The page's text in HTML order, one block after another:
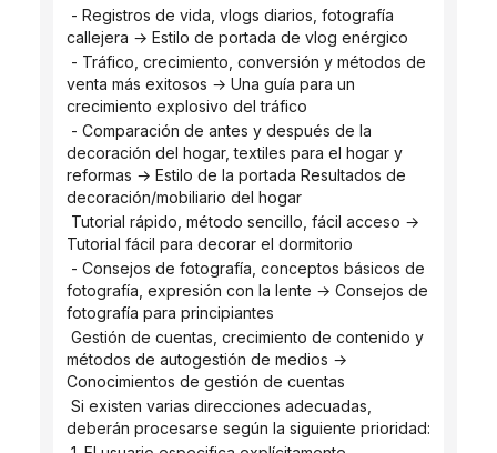
callejera → Estilo de portada de vlog enérgico
venta más exitosos → Una guía para un
crecimiento explosivo del tráfico
decoración del hogar, textiles para el hogar y
reformas → Estilo de la portada Resultados de
decoración/mobiliario del hogar
Tutorial fácil para decorar el dormitorio
fotografía, expresión con la lente → Consejos de
fotografía para principiantes
métodos de autogestión de medios →
Conocimientos de gestión de cuentas
deberán procesarse según la siguiente prioridad: